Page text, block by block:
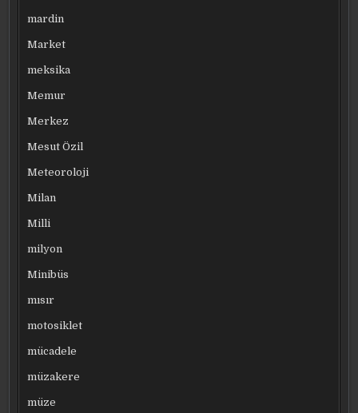
mardin
Market
meksika
Memur
Merkez
Mesut Özil
Meteoroloji
Milan
Milli
milyon
Minibüs
mısır
motosiklet
mücadele
müzakere
müze